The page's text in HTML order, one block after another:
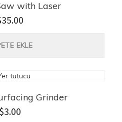
with Laser
35.00
EKLE
Grinder
$3.00